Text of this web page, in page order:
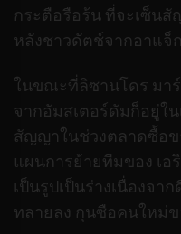
กระตือรือร้น ที่จะเซ็นสั
หลังชาวดัตช์จากอาแจ็
ในขณะที่ลิซานโดร มา
จากอัมสเตอร์ดัมก็อยู่ใน
สัญญาในช่วงตลาดซื้อข
แผนการย้ายทีมของ เอ
เป็นรูปเป็นร่างเนื่องจา
ทลายลง กุนซือคนใหม่ข